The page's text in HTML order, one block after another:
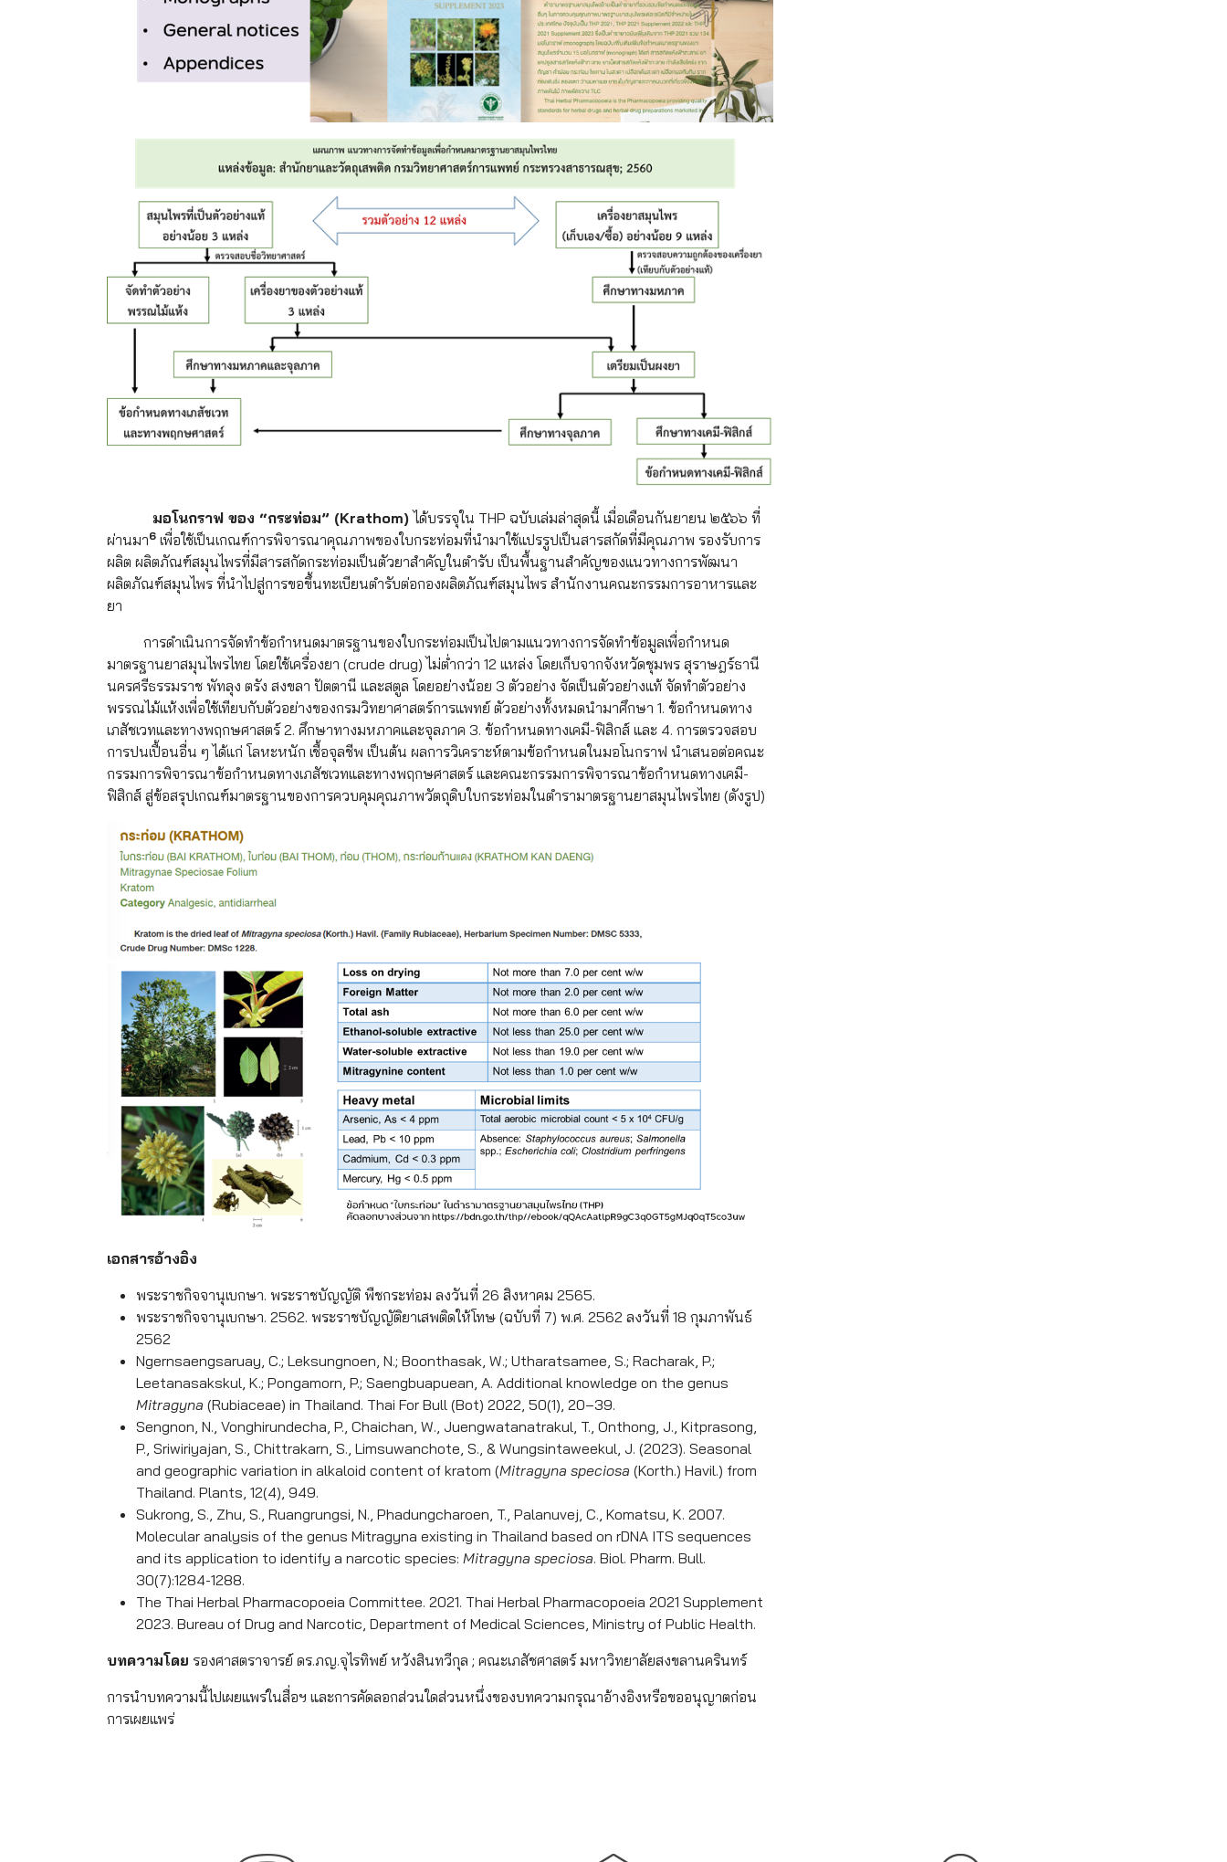
มอโนกราฟ ของ “กระท่อม” (Krathom)ได้บรรจุใน THP ฉบับเล่มล่าสุดนี้ เมื่อเดือนกันยายน ๒๕๖๖ ที่
ผ่านมา6 เพื่อใช้เป็นเกณฑ์การพิจารณาคุณภาพของใบกระท่อมที่นำมาใช้แปรรูปเป็นสารสกัดที่มีคุณภาพ รองรับการ
ผลิต ผลิตภัณฑ์สมุนไพรที่มีสารสกัดกระท่อมเป็นตัวยาสำคัญในตำรับ เป็นพื้นฐานสำคัญของแนวทางการพัฒนา
ผลิตภัณฑ์สมุนไพร ที่นำไปสู่การขอขึ้นทะเบียนตำรับต่อกองผลิตภัณฑ์สมุนไพร สำนักงานคณะกรรมการอาหารและ
ยา
การดำเนินการจัดทำข้อกำหนดมาตรฐานของใบกระท่อมเป็นไปตามแนวทางการจัดทำข้อมูลเพื่อกำหนด
มาตรฐานยาสมุนไพรไทย โดยใช้เครื่องยา (crude drug) ไม่ต่ำกว่า 12 แหล่ง โดยเก็บจากจังหวัดชุมพร สุราษฎร์ธานี
นครศรีธรรมราช พัทลุง ตรัง สงขลา ปัตตานี และสตูล โดยอย่างน้อย 3 ตัวอย่าง จัดเป็นตัวอย่างแท้ จัดทำตัวอย่าง
พรรณไม้แห้งเพื่อใช้เทียบกับตัวอย่างของกรมวิทยาศาสตร์การแพทย์ ตัวอย่างทั้งหมดนำมาศึกษา 1. ข้อกำหนดทาง
เภสัชเวทและทางพฤกษศาสตร์ 2. ศึกษาทางมหภาคและจุลภาค 3. ข้อกำหนดทางเคมี-ฟิสิกส์ และ 4. การตรวจสอบ
การปนเปื้อนอื่น ๆ ได้แก่ โลหะหนัก เชื้อจุลชีพ เป็นต้น ผลการวิเคราะห์ตามข้อกำหนดในมอโนกราฟ นำเสนอต่อคณะ
กรรมการพิจารณาข้อกำหนดทางเภสัชเวทและทางพฤกษศาสตร์ และคณะกรรมการพิจารณาข้อกำหนดทางเคมี-
ฟิสิกส์ สู่ข้อสรุปเกณฑ์มาตรฐานของการควบคุมคุณภาพวัตถุดิบใบกระท่อมในตำรามาตรฐานยาสมุนไพรไทย (ดังรูป)
เอกสารอ้างอิง
พระราชกิจจานุเบกษา. พระราชบัญญัติ พืชกระท่อม ลงวันที่ 26 สิงหาคม 2565.
พระราชกิจจานุเบกษา. 2562. พระราชบัญญัติยาเสพติดให้โทษ (ฉบับที่ 7) พ.ศ. 2562 ลงวันที่ 18 กุมภาพันธ์
2562
Ngernsaengsaruay, C.; Leksungnoen, N.; Boonthasak, W.; Utharatsamee, S.; Racharak, P.;
Leetanasakskul, K.; Pongamorn, P.; Saengbuapuean, A. Additional knowledge on the genus
Mitragyna (Rubiaceae) in Thailand. Thai For Bull (Bot) 2022, 50(1), 20–39.
Sengnon, N., Vonghirundecha, P., Chaichan, W., Juengwatanatrakul, T., Onthong, J., Kitprasong,
P., Sriwiriyajan, S., Chittrakarn, S., Limsuwanchote, S., & Wungsintaweekul, J. (2023). Seasonal
and geographic variation in alkaloid content of kratom (Mitragyna speciosa (Korth.) Havil.) from
Thailand. Plants, 12(4), 949.
Sukrong, S., Zhu, S., Ruangrungsi, N., Phadungcharoen, T., Palanuvej, C., Komatsu, K. 2007.
Molecular analysis of the genus Mitragyna existing in Thailand based on rDNA ITS sequences
and its application to identify a narcotic species: Mitragyna speciosa. Biol. Pharm. Bull.
30(7):1284-1288.
The Thai Herbal Pharmacopoeia Committee. 2021. Thai Herbal Pharmacopoeia 2021 Supplement
2023. Bureau of Drug and Narcotic, Department of Medical Sciences, Ministry of Public Health.
บทความโดย รองศาสตราจารย์ ดร.ภญ.จุไรทิพย์ หวังสินทวีกุล ; คณะเภสัชศาสตร์ มหาวิทยาลัยสงขลานครินทร์
การนำบทความนี้ไปเผยแพร่ในสื่อฯ และการคัดลอกส่วนใดส่วนหนึ่งของบทความกรุณาอ้างอิงหรือขออนุญาตก่อน
การเผยแพร่